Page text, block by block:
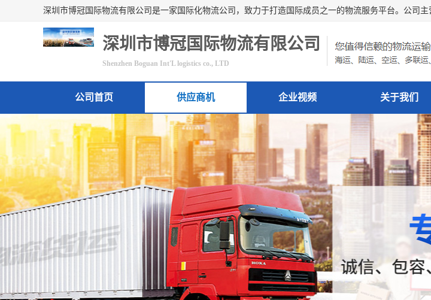
深圳市博冠国际物流有限公司
Shenzhen Boguan Int'L logistics co., LTD
公司首页 供应商机 企业视频 关于我们
联系方式